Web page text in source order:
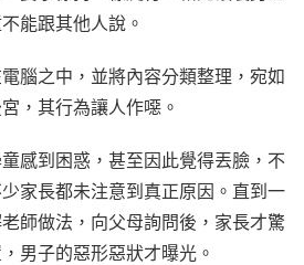
能跟其他人說。
腦之中，並將內容分類整理，宛如
，其行為讓人作噁。
感到困惑，甚至因此覺得丟臉，不
家長都未注意到真正原因。直到一
師做法，向父母詢問後，家長才驚
男子的惡形惡狀才曝光。